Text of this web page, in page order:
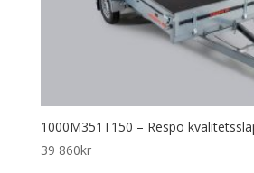
1000M351T150 – Respo
39 860kr